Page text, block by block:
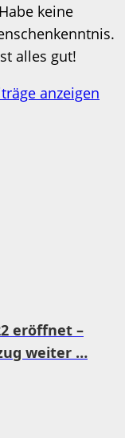
keine
alles gut!
anzeigen
eröffnet –
weiter …